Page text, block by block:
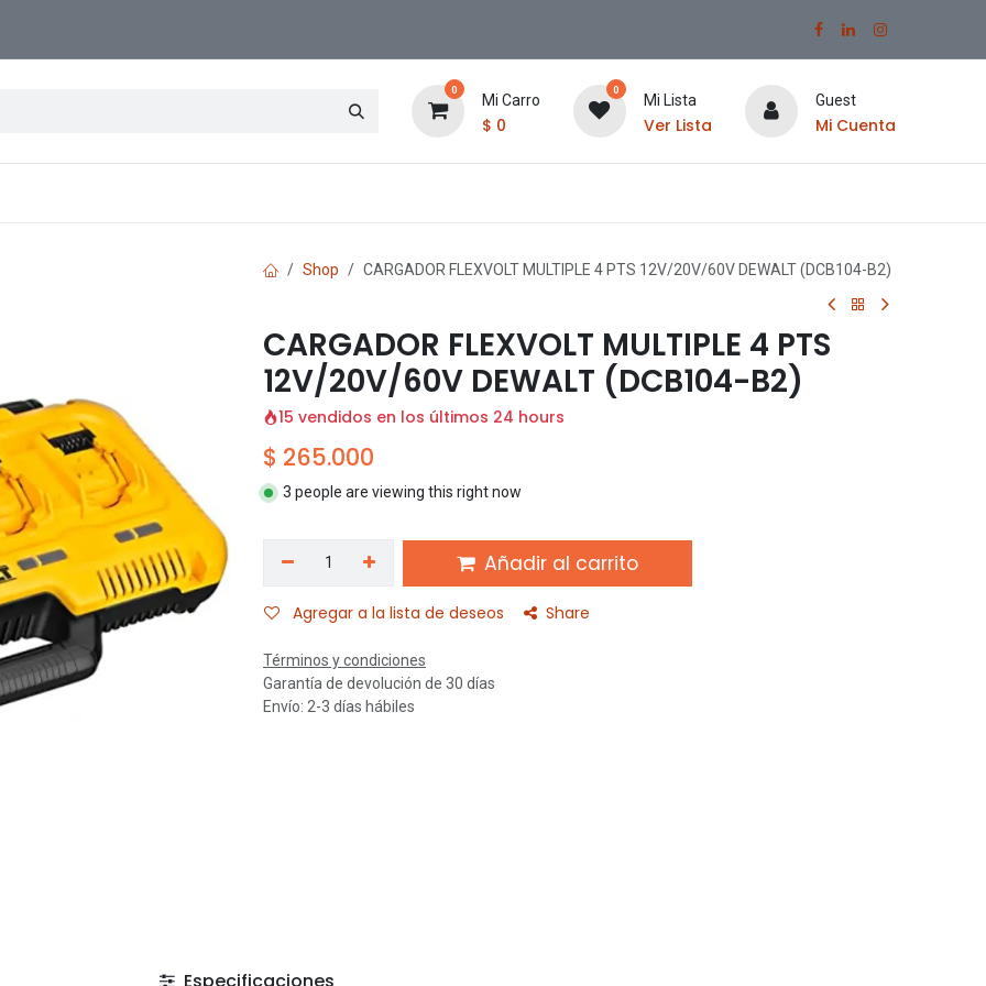
0
Mi Carro
$ 0
0
Mi Lista
Ver Lista
Guest
Mi Cuenta
Shop CARGADOR FLEXVOLT MULTIPLE 4 PTS 12V/20V/60V DEWALT (DCB104-B2)
CARGADOR FLEXVOLT MULTIPLE 4 PTS
12V/20V/60V DEWALT (DCB104-B2)
15 vendidos en los últimos 24 hours
$ 265.000
3 people are viewing this right now
Añadir al carrito
Agregar a la lista de deseos Share
Términos y condiciones
Garantía de devolución de 30 días
Envío: 2-3 días hábiles
Especificaciones